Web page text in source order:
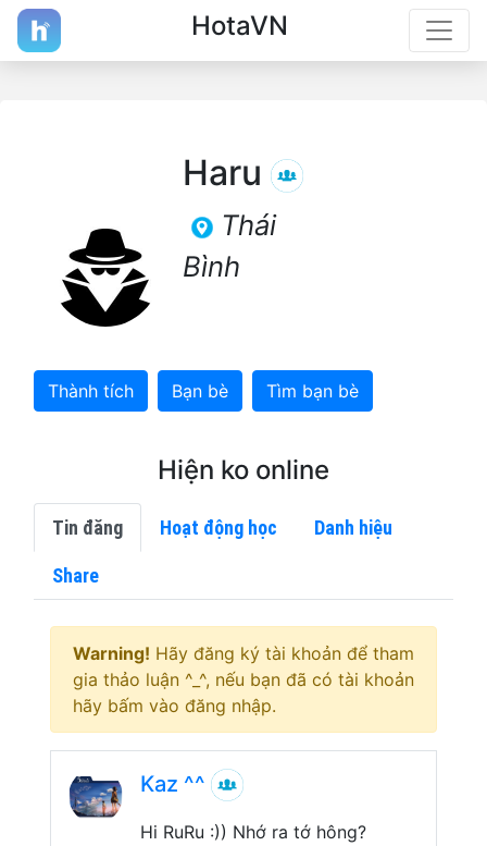
HotaVN
Haru
Thái
Bình
Thành tích Bạn bè Tìm bạn bè
Hiện ko online
Tin đăng Hoạt động học Danh hiệu
Share
Warning! Hãy đăng ký tài khoản để tham
gia thảo luận ^_^, nếu bạn đã có tài khoản
hãy bấm vào đăng nhập.
Kaz ^^
Hi RuRu :)) Nhớ ra tớ hông?